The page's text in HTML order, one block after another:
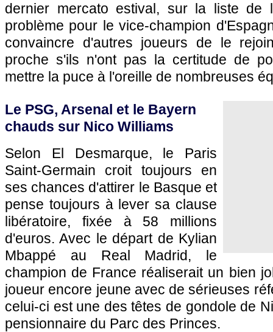
dernier mercato estival, sur la liste de
problème pour le vice-champion
convaincre d'autres joueurs de le
proche s'ils n'ont pas la certitude de
mettre la puce à l'oreille de nombreuses
Le PSG, Arsenal et le Bayern
chauds sur Nico Williams
Selon El Desmarque, le Paris
Saint-Germain croit toujours en
ses chances d'attirer le Basque et
pense toujours à lever sa clause
libératoire, fixée à 58 millions
d'euros. Avec le départ de Kylian
Mbappé au Real Madrid, le
champion de France réaliserait un bien
joueur encore jeune avec de sérieuses
celui-ci est une des têtes de gondole de
pensionnaire du Parc des Princes.